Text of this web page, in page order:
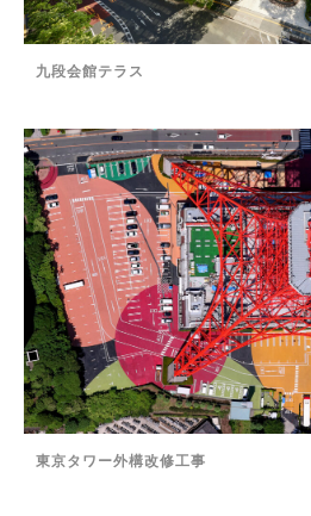
九段会館テラス
東京タワー外構改修工事